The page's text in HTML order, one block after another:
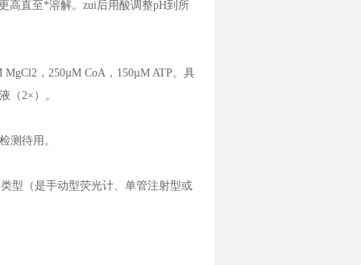
高直至*溶解。zui后用酸调整pH到所
，250µM CoA，150µM ATP。具
（2×）。
测待用。
型（是手动型荧光计、单管注射型或